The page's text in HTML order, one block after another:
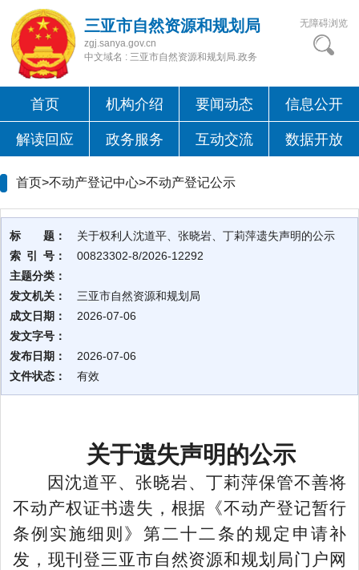
三亚市自然资源和规划局
zgj.sanya.gov.cn
中文域名 : 三亚市自然资源和规划局.政务
无障碍浏览
首页 机构介绍 要闻动态 信息公开
解读回应 政务服务 互动交流 数据开放
首页>不动产登记中心>不动产登记公示
标 题：
关于权利人沈道平、张晓岩、丁莉萍遗失声明的公示
索 引 号：
00823302-8/2026-12292
主题分类：
发文机关：
三亚市自然资源和规划局
成文日期：
2026-07-06
发文字号：
发布日期：
2026-07-06
文件状态：
有效
关于遗失声明的公示
因沈道平、张晓岩、丁莉萍保管不善将
不动产权证书遗失，根据《不动产登记暂行
条例实施细则》第二十二条的规定申请补
发，现刊 登三亚市自然资源和规划 局门户网